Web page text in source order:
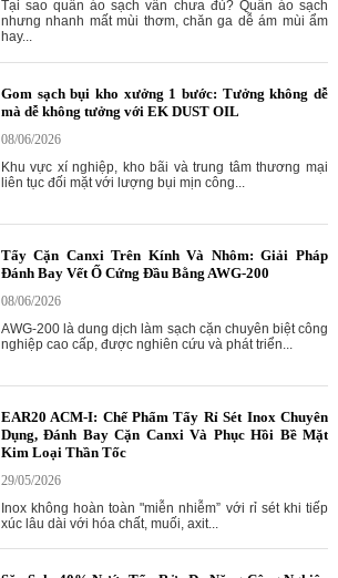
Tại sao quần áo sạch vẫn chưa đủ? Quần áo sạch
nhưng nhanh mất mùi thơm, chăn ga dễ ám mùi ẩm
hay...
Gom sạch bụi kho xưởng 1 bước: Tưởng không dễ
mà dễ không tưởng với EK DUST OIL
08/06/2026
Khu vực xí nghiệp, kho bãi và trung tâm thương mại
liên tục đối mặt với lượng bụi mịn công...
Tẩy Cặn Canxi Trên Kính Và Nhôm: Giải Pháp
Đánh Bay Vết Ố Cứng Đầu Bằng AWG-200
08/06/2026
AWG-200 là dung dịch làm sạch cặn chuyên biệt công
nghiệp cao cấp, được nghiên cứu và phát triển...
EAR20 ACM-I: Chế Phẩm Tẩy Rỉ Sét Inox Chuyên
Dụng, Đánh Bay Cặn Canxi Và Phục Hồi Bề Mặt
Kim Loại Thần Tốc
29/05/2026
Inox không hoàn toàn "miễn nhiễm” với rỉ sét khi tiếp
xúc lâu dài với hóa chất, muối, axit...